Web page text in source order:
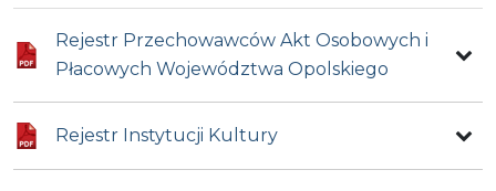
Rejestr Przechowawców Akt Osobowych i
Płacowych Województwa Opolskiego
Rejestr Instytucji Kultury